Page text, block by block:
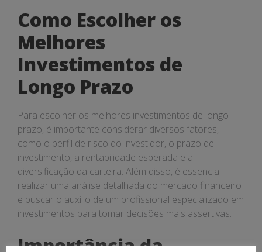
Como Escolher os
Melhores
Investimentos de
Longo Prazo
Para escolher os melhores investimentos de longo
prazo, é importante considerar diversos fatores,
como o perfil de risco do investidor, o prazo de
investimento, a rentabilidade esperada e a
diversificação da carteira. Além disso, é essencial
realizar uma análise detalhada do mercado financeiro
e buscar o auxílio de um profissional especializado em
investimentos para tomar decisões mais assertivas.
Importância da